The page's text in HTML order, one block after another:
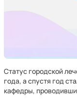
Статус городской
года, а спустя год
кафедры,